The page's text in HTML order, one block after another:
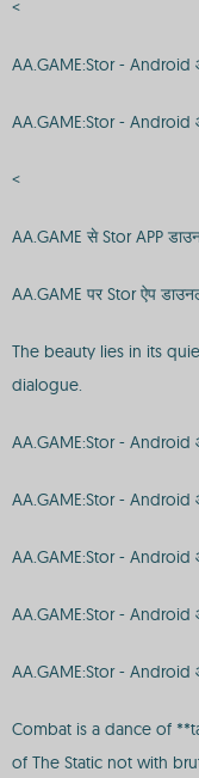
<
AA.GAME:Stor - Android
AA.GAME:Stor - Android
<
AA.GAME से Stor APP
AA.GAME पर Stor ऐप
The beauty lies in its
dialogue.
AA.GAME:Stor - Android
AA.GAME:Stor - Android
AA.GAME:Stor - Android
AA.GAME:Stor - Android
AA.GAME:Stor - Android
Combat is a dance of
of The Static not with